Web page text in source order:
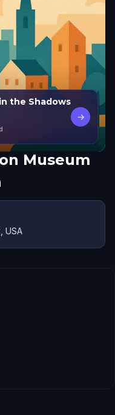
the Shadows
→
Museum
USA